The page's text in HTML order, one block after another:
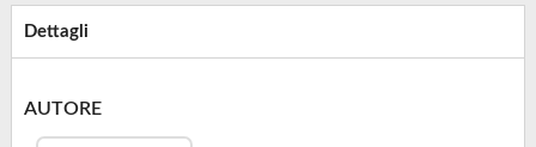
Dettagli
AUTORE